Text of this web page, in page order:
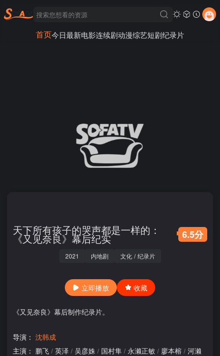
首页今日最新电影连续剧动漫综艺短剧纪录片
天下所有孩子的哭声都是一样的：
《又见奈良》幕后纪实 6.5分
2021 内地剧 文化 / 纪录片
立即播放 收藏
《又见奈良》幕后制作纪录片。
导演： 沈韩成
主演： 鹏飞 / 英泽 / 吴彦姝 / 国村隼 / 永濑正敏 / 廖本榕 / 河濑